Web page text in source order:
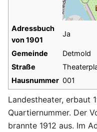
Adressbuch
von 1901
Ja
Gemeinde
Detmold
Straße
Hausnummer 001
Landestheater, erbaut
Quartiernummer. Der
brannte 1912 aus. Im